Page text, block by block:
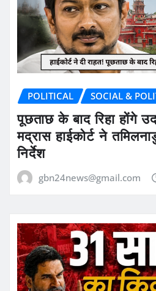
POLITICAL SOCIAL &
पूछताछ के बाद रिहा होंगे
मद्रास हाईकोर्ट ने
निर्देश
gbn24news@gmail.com